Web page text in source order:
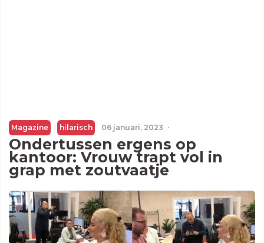
Magazine hilarisch 06 januari, 2023 ·
Ondertussen ergens op
kantoor: Vrouw trapt vol in
grap met zoutvaatje